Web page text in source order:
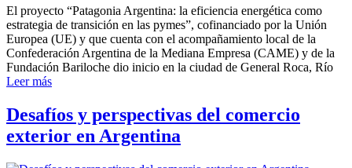
El proyecto “Patagonia Argentina: la eficiencia energética como
estrategia de transición en las pymes”, cofinanciado por la Unión
Europea (UE) y que cuenta con el acompañamiento local de la
Confederación Argentina de la Mediana Empresa (CAME) y de la
Fundación Bariloche dio inicio en la ciudad de General Roca, Río
Leer más
Desafíos y perspectivas del comercio
exterior en Argentina